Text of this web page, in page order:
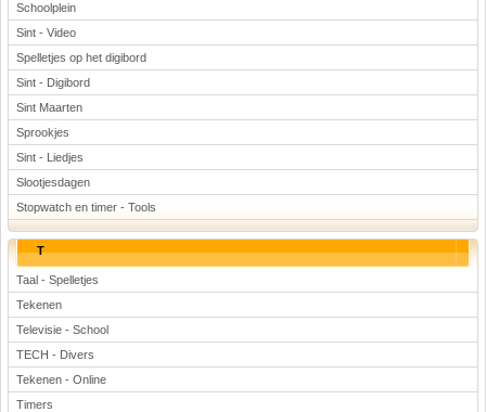
Schoolplein
Sint - Video
Spelletjes op het digibord
Sint - Digibord
Sint Maarten
Sprookjes
Sint - Liedjes
Slootjesdagen
Stopwatch en timer - Tools
T
Taal - Spelletjes
Tekenen
Televisie - School
TECH - Divers
Tekenen - Online
Timers